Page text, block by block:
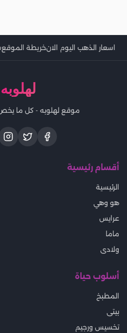
اسعار الذهب اليوم الانخريطة الموقع
لهلوبه
موقع لهلوبه - كل ما يخص
أقسام رئيسية
الرئيسية
هو وهي
عرايس
ماما
ولادى
أسلوب حياة
المطبخ
بيتى
تخسيس ورجيم